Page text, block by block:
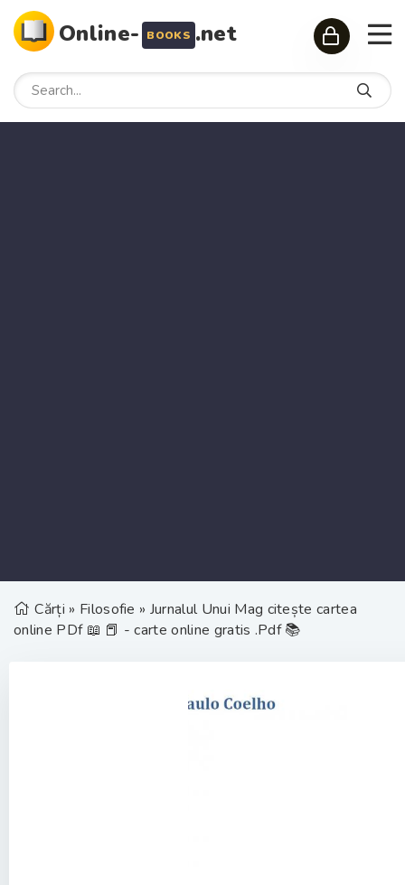
Online- BOOKS .net
Cărți » Filosofie » Jurnalul Unui Mag citește cartea
online PDf 📖 📕 - carte online gratis .Pdf 📚